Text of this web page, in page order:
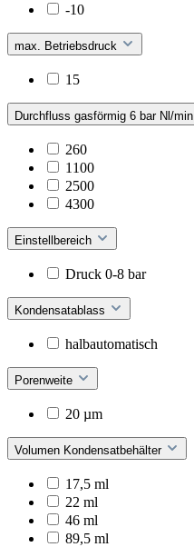
-10
max. Betriebsdruck
15
Durchfluss gasförmig 6 bar Nl/min
260
1100
2500
4300
Einstellbereich
Druck 0-8 bar
Kondensatablass
halbautomatisch
Porenweite
20 µm
Volumen Kondensatbehälter
17,5 ml
22 ml
46 ml
89,5 ml